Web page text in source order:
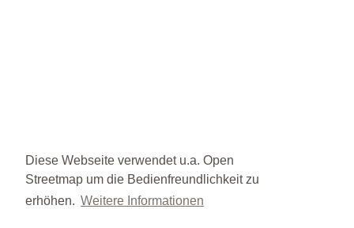
Diese Webseite verwendet u.a. Open
Streetmap um die Bedienfreundlichkeit zu
erhöhen. Weitere Informationen